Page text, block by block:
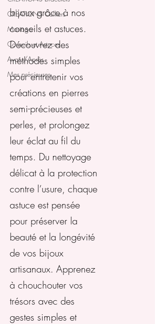
CREATIONS Colliers
Mariage
Conseils et Astuces
Avant/Après
Mes précieuses
bijoux grâce à nos
conseils et astuces.
Découvrez des
méthodes simples
pour entretenir vos
créations en pierres
semi-précieuses et
perles, et prolongez
leur éclat au fil du
temps. Du nettoyage
délicat à la protection
contre l’usure, chaque
astuce est pensée
pour préserver la
beauté et la longévité
de vos bijoux
artisanaux. Apprenez
à chouchouter vos
trésors avec des
gestes simples et